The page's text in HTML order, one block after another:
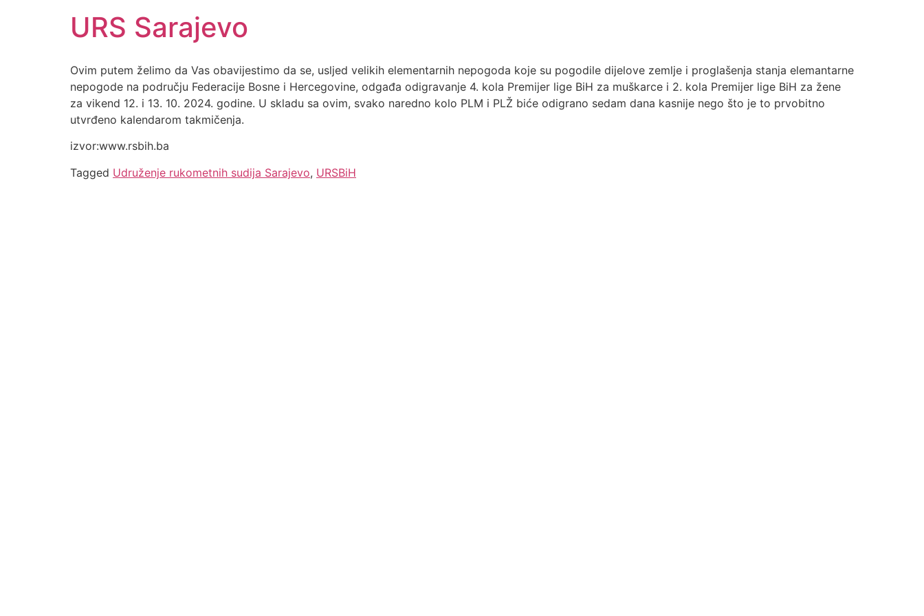
URS Sarajevo
Ovim putem želimo da Vas obavijestimo da se, usljed velikih elementarnih nepogoda koje su pogodile dijelove zemlje i proglašenja stanja elemantarne
nepogode na području Federacije Bosne i Hercegovine, odgađa odigravanje 4. kola Premijer lige BiH za muškarce i 2. kola Premijer lige BiH za žene
za vikend 12. i 13. 10. 2024. godine. U skladu sa ovim, svako naredno kolo PLM i PLŽ biće odigrano sedam dana kasnije nego što je to prvobitno
utvrđeno kalendarom takmičenja.
izvor:www.rsbih.ba
Tagged Udruženje rukometnih sudija Sarajevo, URSBiH